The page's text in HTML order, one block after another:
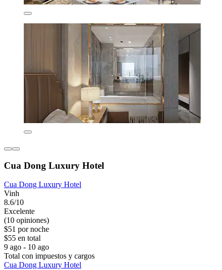
Cua Dong Luxury Hotel
Cua Dong Luxury Hotel
Vinh
8.6/10
Excelente
(10 opiniones)
$51 por noche
$55 en total
9 ago - 10 ago
Total con impuestos y cargos
Cua Dong Luxury Hotel